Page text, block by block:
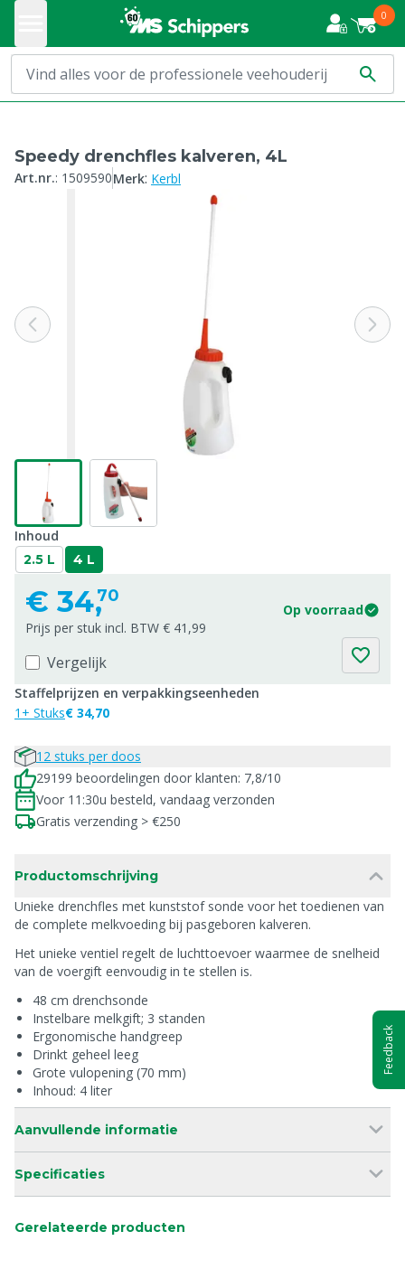
0
Speedy drenchfles kalveren, 4L
Art.nr.: 1509590Merk: Kerbl
Inhoud
2.5 L 4 L
€ 34,70
Op voorraad
Prijs per stuk incl. BTW € 41,99
Vergelijk
Staffelprijzen en verpakkingseenheden
1+ Stuks€ 34,70
12 stuks per doos
29199 beoordelingen door klanten: 7,8/10
Voor 11:30u besteld, vandaag verzonden
Gratis verzending > €250
Productomschrijving
Unieke drenchfles met kunststof sonde voor het toedienen van
de complete melkvoeding bij pasgeboren kalveren.
Het unieke ventiel regelt de luchttoevoer waarmee de snelheid
van de voergift eenvoudig in te stellen is.
48 cm drenchsonde
Instelbare melkgift; 3 standen
Ergonomische handgreep
Drinkt geheel leeg
Grote vulopening (70 mm)
Inhoud: 4 liter
Aanvullende informatie
Specificaties
Gerelateerde producten
Feedback